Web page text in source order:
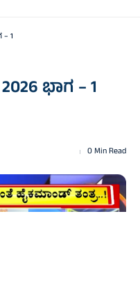
1
ಭಾಗ – 1
0 Min Read